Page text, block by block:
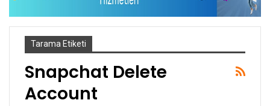
Tarama Etiketi
Snapchat Delete
Account